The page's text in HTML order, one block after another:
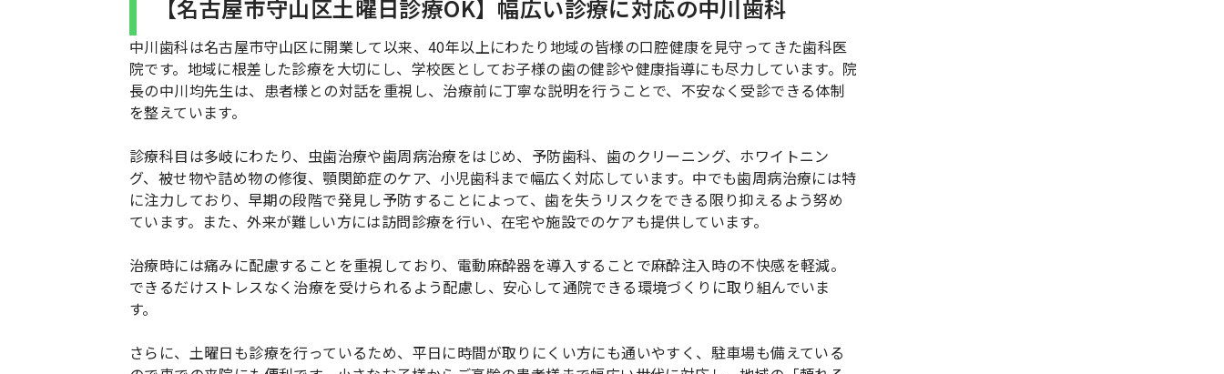
【名古屋市守山区土曜日診療OK】幅広い診療に対応の中川歯科
中川歯科は名古屋市守山区に開業して以来、40年以上にわたり地域の皆様の口腔健康を見守ってきた歯科医
院です。地域に根差した診療を大切にし、学校医としてお子様の歯の健診や健康指導にも尽力しています。院
長の中川均先生は、患者様との対話を重視し、治療前に丁寧な説明を行うことで、不安なく受診できる体制
を整えています。
診療科目は多岐にわたり、虫歯治療や歯周病治療をはじめ、予防歯科、歯のクリーニング、ホワイトニン
グ、被せ物や詰め物の修復、顎関節症のケア、小児歯科まで幅広く対応しています。中でも歯周病治療には特
に注力しており、早期の段階で発見し予防することによって、歯を失うリスクをできる限り抑えるよう努め
ています。また、外来が難しい方には訪問診療を行い、在宅や施設でのケアも提供しています。
治療時には痛みに配慮することを重視しており、電動麻酔器を導入することで麻酔注入時の不快感を軽減。
できるだけストレスなく治療を受けられるよう配慮し、安心して通院できる環境づくりに取り組んでいま
す。
さらに、土曜日も診療を行っているため、平日に時間が取りにくい方にも通いやすく、駐車場も備えている